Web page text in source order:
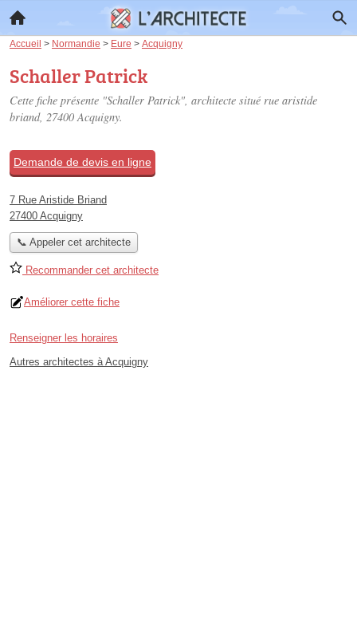
Accueil > Normandie > Eure > Acquigny
Schaller Patrick
Cette fiche présente "Schaller Patrick", architecte situé rue aristide
briand, 27400 Acquigny.
Demande de devis en ligne
7 Rue Aristide Briand
27400 Acquigny
📞 Appeler cet architecte
Recommander cet architecte
Améliorer cette fiche
Renseigner les horaires
Autres architectes à Acquigny